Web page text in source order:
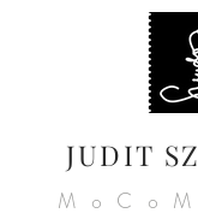
JUDIT